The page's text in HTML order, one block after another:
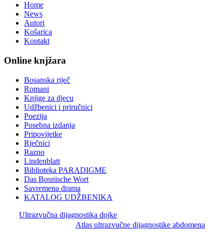
Home
News
Autori
Košarica
Kontakt
Online knjžara
Bosanska riječ
Romani
Knjige za djecu
Udžbenici i priručnici
Poezija
Posebna izdanja
Pripovijetke
Rječnici
Razno
Lindenblatt
Biblioteka PARADIGME
Das Bosnische Wort
Savremena drama
KATALOG UDŽBENIKA
Ultrazvučna dijagnostika dojke
Atlas ultrazvučne dijagnostike abdomena